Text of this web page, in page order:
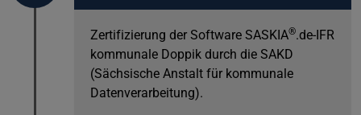
Zertifizierung der Software SASKIA®.de-IFR
kommunale Doppik durch die SAKD
(Sächsische Anstalt für kommunale
Datenverarbeitung).